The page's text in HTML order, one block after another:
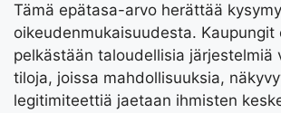
Tämä epätasa-arvo herättää
oikeudenmukaisuudesta. Kaupungit
pelkästään taloudellisia järjestelmiä
tiloja, joissa mahdollisuuksia,
legitimiteettiä jaetaan ihmisten